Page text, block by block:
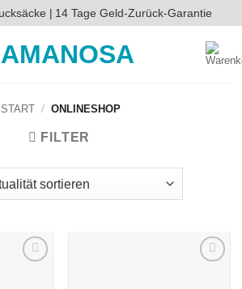
| 14 Tage Geld-Zurück-Garantie
START / ONLINESHOP
FILTER